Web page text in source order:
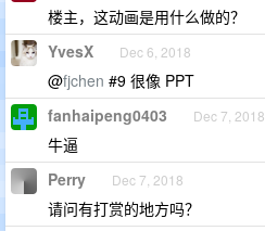
楼主，这动画是用什么做的？
YvesX Dec 6, 2018
@fjchen #9 很像 PPT
fanhaipeng0403 Dec 7, 2018
牛逼
Perry Dec 7, 2018
请问有打赏的地方吗？